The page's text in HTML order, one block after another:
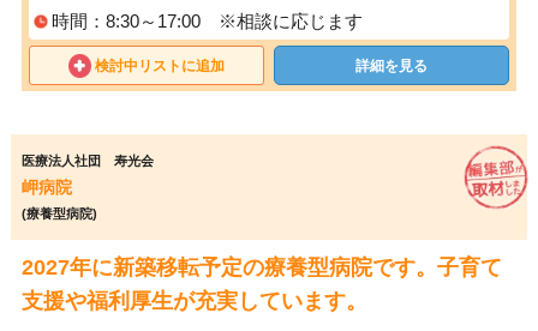
時間：8:30～17:00 ※相談に応じます
検討中リストに追加 詳細を見る
医療法人社団 寿光会
岬病院
(療養型病院)
2027年に新築移転予定の療養型病院です。子育て
支援や福利厚生が充実しています。